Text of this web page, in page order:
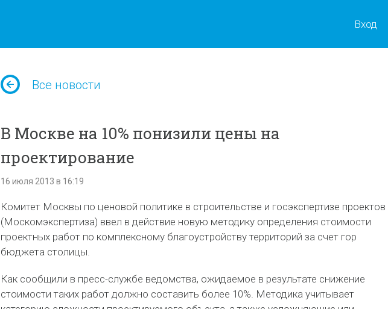
Вход
Все новости
В Москве на 10% понизили цены на
проектирование
16 июля 2013 в 16:19
Комитет Москвы по ценовой политике в строительстве и госэкспертизе проектов
(Москомэкспертиза) ввел в действие новую методику определения стоимости
проектных работ по комплексному благоустройству территорий за счет гор
бюджета столицы.
Как сообщили в пресс-службе ведомства, ожидаемое в результате снижение
стоимости таких работ должно составить более 10%. Методика учитывает